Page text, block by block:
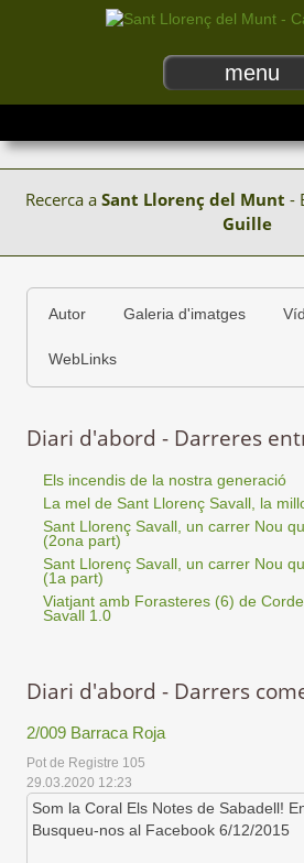
menu
Recerca a Sant Llorenç del Munt -
Guille
Autor Galeria d'imatges
WebLinks
Diari d'abord - Darreres
Els incendis de la nostra generació
La mel de Sant Llorenç Savall, la
Sant Llorenç Savall, un carrer Nou
(2ona part)
Sant Llorenç Savall, un carrer Nou
(1a part)
Viatjant amb Forasteres (6) de
Savall 1.0
Diari d'abord - Darrers
2/009 Barraca Roja
Pot de Registre 105
29.03.2020 12:23
Som la Coral Els Notes de Sabadell!
Busqueu-nos al Facebook 6/12/2015